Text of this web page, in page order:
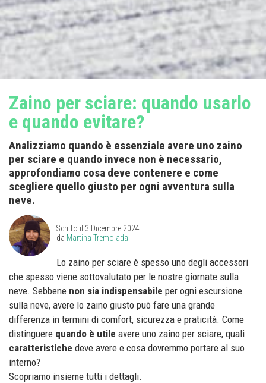
Zaino per sciare: quando usarlo
e quando evitare?
Analizziamo quando è essenziale avere uno zaino
per sciare e quando invece non è necessario,
approfondiamo cosa deve contenere e come
scegliere quello giusto per ogni avventura sulla
neve.
Scritto il 3 Dicembre 2024
da Martina Tremolada
Lo zaino per sciare è spesso uno degli accessori
che spesso viene sottovalutato per le nostre giornate sulla
neve. Sebbene non sia indispensabile per ogni escursione
sulla neve, avere lo zaino giusto può fare una grande
differenza in termini di comfort, sicurezza e praticità. Come
distinguere quando è utile avere uno zaino per sciare, quali
caratteristiche deve avere e cosa dovremmo portare al suo
interno?
Scopriamo insieme tutti i dettagli.